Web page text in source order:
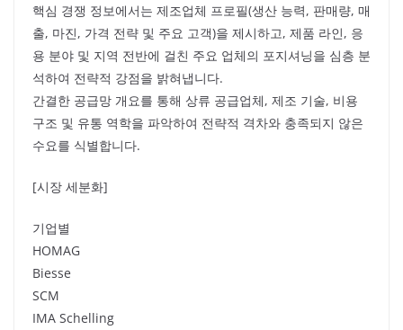
핵심 경쟁 정보에서는 제조업체 프로필(생산 능력, 판매량, 매
출, 마진, 가격 전략 및 주요 고객)을 제시하고, 제품 라인, 응
용 분야 및 지역 전반에 걸친 주요 업체의 포지셔닝을 심층 분
석하여 전략적 강점을 밝혀냅니다.
간결한 공급망 개요를 통해 상류 공급업체, 제조 기술, 비용
구조 및 유통 역학을 파악하여 전략적 격차와 충족되지 않은
수요를 식별합니다.
[시장 세분화]
기업별
HOMAG
Biesse
SCM
IMA Schelling